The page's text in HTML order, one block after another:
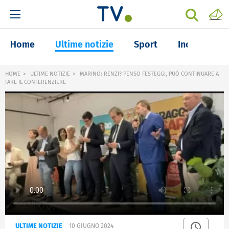
Home Ultime notizie Sport Inchieste
HOME ULTIME NOTIZIE
MARINO: RENZI? PENSO FESTEGGI, PUÒ CONTINUARE A
FARE IL CONFERENZIERE
ULTIME NOTIZIE 10 GIUGNO 2024